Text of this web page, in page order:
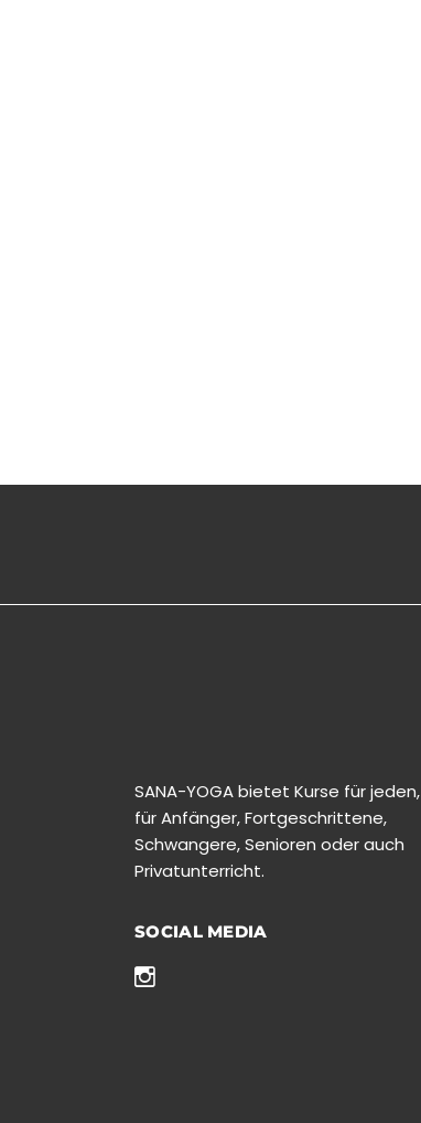
SANA-YOGA bietet Kurse für jeden,
für Anfänger, Fortgeschrittene,
Schwangere, Senioren oder auch
Privatunterricht.
SOCIAL MEDIA